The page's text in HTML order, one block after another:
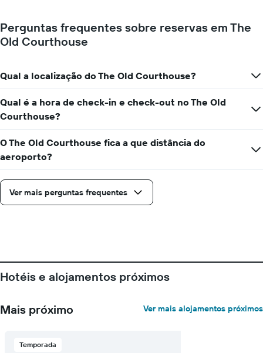
Perguntas frequentes sobre reservas em The
Old Courthouse
Qual a localização do The Old Courthouse?
Qual é a hora de check-in e check-out no The Old
Courthouse?
O The Old Courthouse fica a que distância do
aeroporto?
Ver mais perguntas frequentes
Hotéis e alojamentos próximos
Mais próximo Ver mais alojamentos próximos
Temporada